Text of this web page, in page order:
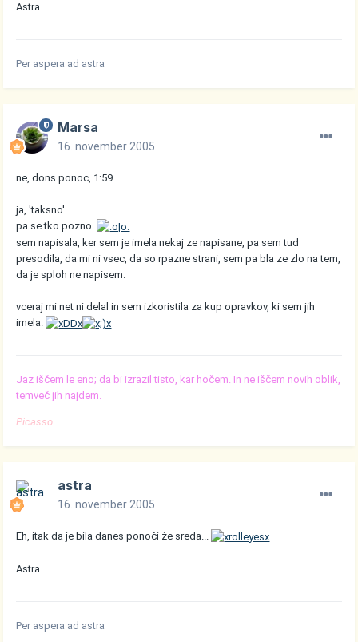
Astra
Per aspera ad astra
Marsa
16. november 2005
ne, dons ponoc, 1:59...
ja, 'taksno'.
pa se tko pozno.
sem napisala, ker sem je imela nekaj ze napisane, pa sem tud
presodila, da mi ni vsec, da so rpazne strani, sem pa bla ze zlo na tem,
da je sploh ne napisem.
vceraj mi net ni delal in sem izkoristila za kup opravkov, ki sem jih
imela.
Jaz iščem le eno; da bi izrazil tisto, kar hočem. In ne iščem novih oblik,
temveč jih najdem.
Picasso
astra
16. november 2005
Eh, itak da je bila danes ponoči že sreda...
Astra
Per aspera ad astra